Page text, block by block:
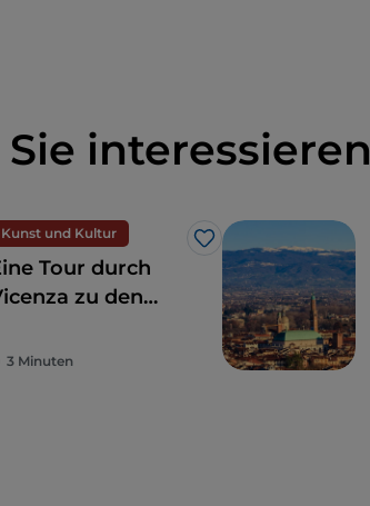
interessieren
Kunst und Kultur
Like
Tour durch
zu den
und anderen
3 Minuten